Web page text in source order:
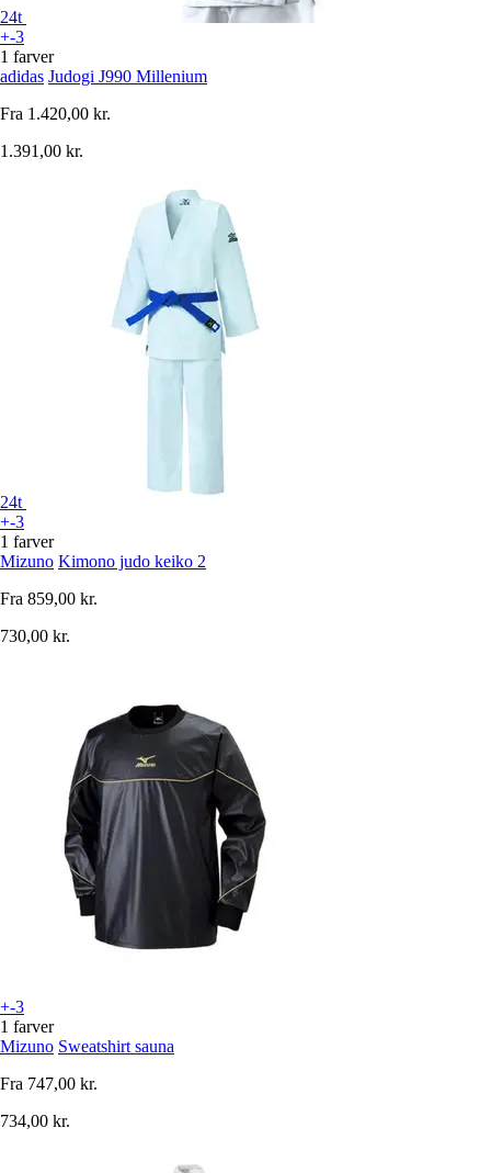
24t
+-3
1 farver
adidas Judogi J990 Millenium
Fra 1.420,00 kr.
1.391,00 kr.
24t
+-3
1 farver
Mizuno Kimono judo keiko 2
Fra 859,00 kr.
730,00 kr.
+-3
1 farver
Mizuno Sweatshirt sauna
Fra 747,00 kr.
734,00 kr.